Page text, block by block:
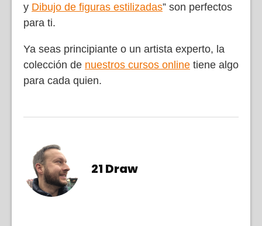
y Dibujo de figuras estilizadas” son perfectos
para ti.
Ya seas principiante o un artista experto, la
colección de nuestros cursos online tiene algo
para cada quien.
21 Draw